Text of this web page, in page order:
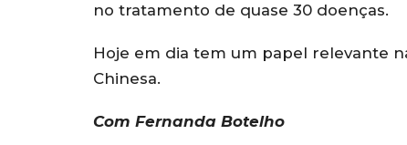
no tratamento de quase 30 doenças.
Hoje em dia tem um papel relevante
Chinesa.
Com Fernanda Botelho